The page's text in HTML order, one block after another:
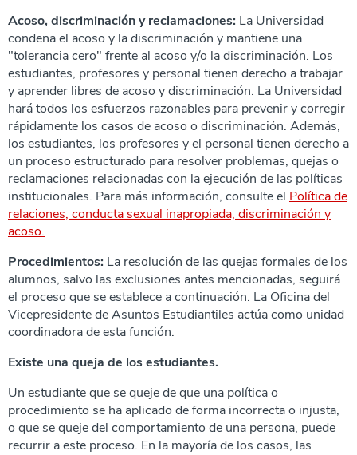
Acoso, discriminación y reclamaciones: La Universidad
condena el acoso y la discriminación y mantiene una
"tolerancia cero" frente al acoso y/o la discriminación. Los
estudiantes, profesores y personal tienen derecho a trabajar
y aprender libres de acoso y discriminación. La Universidad
hará todos los esfuerzos razonables para prevenir y corregir
rápidamente los casos de acoso o discriminación. Además,
los estudiantes, los profesores y el personal tienen derecho a
un proceso estructurado para resolver problemas, quejas o
reclamaciones relacionadas con la ejecución de las políticas
institucionales. Para más información, consulte el Política de
relaciones, conducta sexual inapropiada, discriminación y
acoso.
Procedimientos: La resolución de las quejas formales de los
alumnos, salvo las exclusiones antes mencionadas, seguirá
el proceso que se establece a continuación. La Oficina del
Vicepresidente de Asuntos Estudiantiles actúa como unidad
coordinadora de esta función.
Existe una queja de los estudiantes.
Un estudiante que se queje de que una política o
procedimiento se ha aplicado de forma incorrecta o injusta,
o que se queje del comportamiento de una persona, puede
recurrir a este proceso. En la mayoría de los casos, las